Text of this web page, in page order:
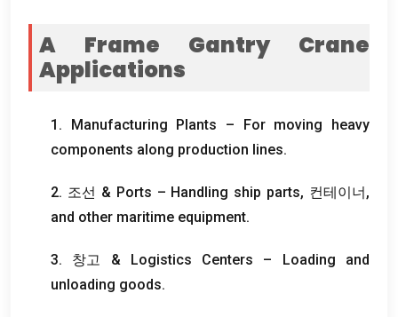
A Frame Gantry Crane
Applications
1. Manufacturing Plants – For moving heavy
components along production lines.
2. 조선 & Ports – Handling ship parts, 컨테이너,
and other maritime equipment.
3. 창고 & Logistics Centers – Loading and
unloading goods.